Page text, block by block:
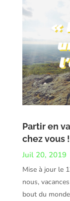
Partir en
chez vous !
Juil 20, 2019
Mise à jour le
nous,
bout du